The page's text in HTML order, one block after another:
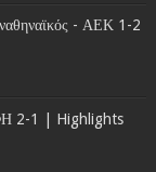
- ΑΕΚ 1-2
2-1 | Highlights